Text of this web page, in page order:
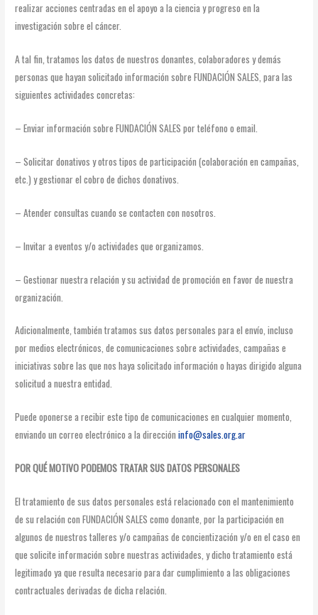
realizar acciones centradas en el apoyo a la ciencia y progreso en la
investigación sobre el cáncer.
A tal fin, tratamos los datos de nuestros donantes, colaboradores y demás
personas que hayan solicitado información sobre FUNDACIÓN SALES, para las
siguientes actividades concretas:
– Enviar información sobre FUNDACIÓN SALES por teléfono o email.
– Solicitar donativos y otros tipos de participación (colaboración en campañas,
etc.) y gestionar el cobro de dichos donativos.
– Atender consultas cuando se contacten con nosotros.
– Invitar a eventos y/o actividades que organizamos.
– Gestionar nuestra relación y su actividad de promoción en favor de nuestra
organización.
Adicionalmente, también tratamos sus datos personales para el envío, incluso
por medios electrónicos, de comunicaciones sobre actividades, campañas e
iniciativas sobre las que nos haya solicitado información o hayas dirigido alguna
solicitud a nuestra entidad.
Puede oponerse a recibir este tipo de comunicaciones en cualquier momento,
enviando un correo electrónico a la direccióninfo@sales.org.ar
POR QUÉ MOTIVO PODEMOS TRATAR SUS DATOS PERSONALES
El tratamiento de sus datos personales está relacionado con el mantenimiento
de su relación con FUNDACIÓN SALES como donante, por la participación en
algunos de nuestros talleres y/o campañas de concientización y/o en el caso en
que solicite información sobre nuestras actividades, y dicho tratamiento está
legitimado ya que resulta necesario para dar cumplimiento a las obligaciones
contractuales derivadas de dicha relación.